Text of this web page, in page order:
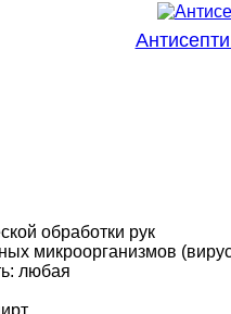
обработки рук
микроорганизмов
любая